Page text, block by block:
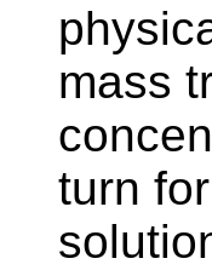
mass
turn